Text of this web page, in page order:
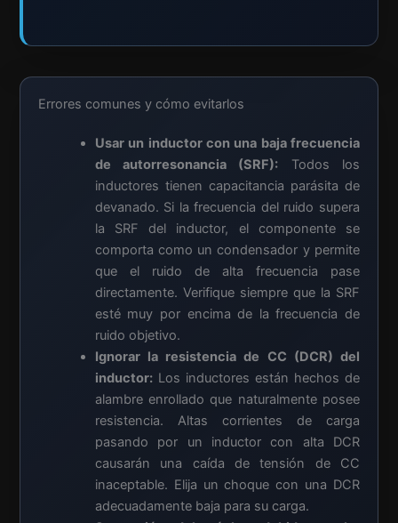
Errores comunes y cómo evitarlos
Usar un inductor con una baja frecuencia
de autorresonancia (SRF): Todos los
inductores tienen capacitancia parásita de
devanado. Si la frecuencia del ruido supera
la SRF del inductor, el componente se
comporta como un condensador y permite
que el ruido de alta frecuencia pase
directamente. Verifique siempre que la SRF
esté muy por encima de la frecuencia de
ruido objetivo.
Ignorar la resistencia de CC (DCR) del
inductor:Los inductores están hechos de
alambre enrollado que naturalmente posee
resistencia. Altas corrientes de carga
pasando por un inductor con alta DCR
causarán una caída de tensión de CC
inaceptable. Elija un choque con una DCR
adecuadamente baja para su carga.